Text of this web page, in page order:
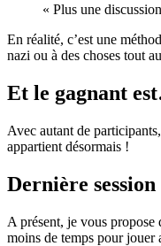
« Plus une
En réalité, c’est une
nazi ou à des choses tout
Et le gagnant
Avec autant de
appartient désormais !
Dernière session
A présent, je vous
moins de temps pour jouer